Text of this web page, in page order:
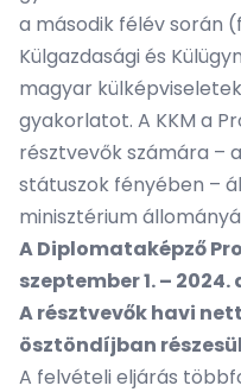
a második félév során
Külgazdasági és
magyar
gyakorlatot. A KKM a
résztvevők számára –
státuszok fényében –
minisztérium
A Diplomataképző
szeptember 1. – 2024.
A résztvevők havi
ösztöndíjban
A felvételi eljárás